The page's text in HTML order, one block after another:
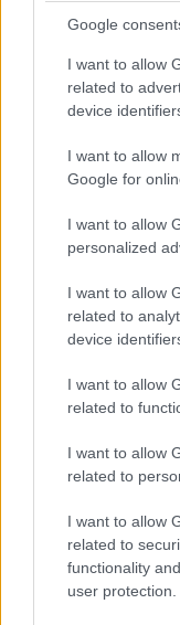
Google
I want to allow
related to
device
I want to allow
Google for
I want to allow
personalized
I want to allow
related to
device
I want to allow
related to
I want to allow
related to
I want to allow
related to
functionality
user protection.
Αγία Κυριακή
της Μητρόπολης
μνήμη της Πόλης
8/07/2026 - 12:09μμ
Ο
έπειτα από 52